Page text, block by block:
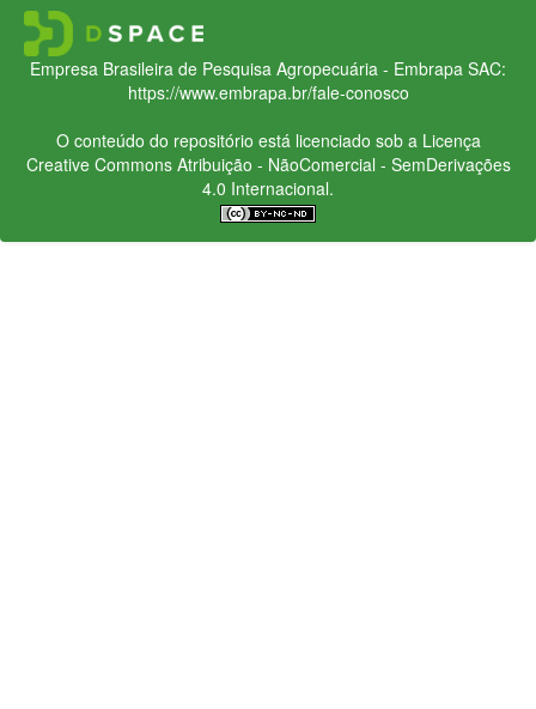
Empresa Brasileira de Pesquisa Agropecuária - Embrapa SAC:
https://www.embrapa.br/fale-conosco
O conteúdo do repositório está licenciado sob a Licença
Creative CommonsAtribuição - NãoComercial - SemDerivações
4.0 Internacional.